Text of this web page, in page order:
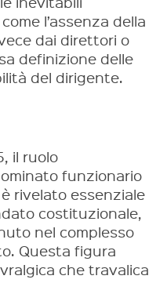
l’assenza della
dai direttori o
definizione delle
del dirigente.
il ruolo
funzionario
rivelato essenziale
costituzionale,
nel complesso
Questa figura
che travalica